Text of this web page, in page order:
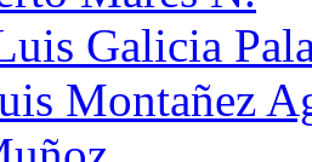
Galicia
Montañez